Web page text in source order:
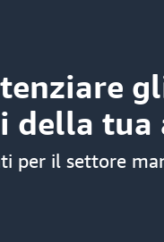
della tua
per il settore